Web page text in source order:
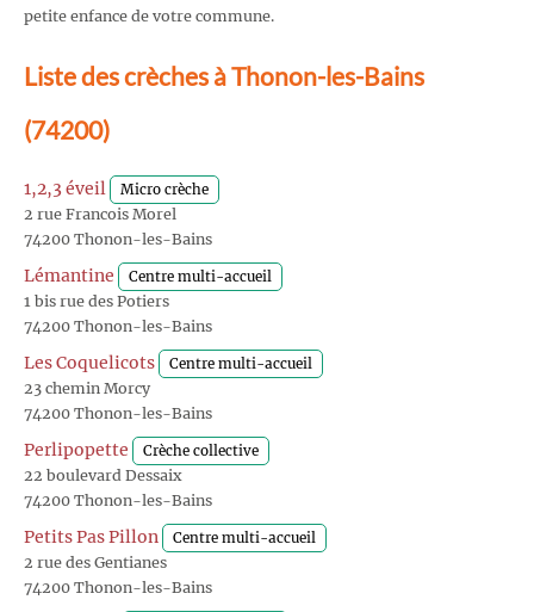
petite enfance de votre commune.
Liste des crèches à Thonon-les-Bains
(74200)
1,2,3 éveil Micro crèche
2 rue Francois Morel
74200 Thonon-les-Bains
Lémantine Centre multi-accueil
1 bis rue des Potiers
74200 Thonon-les-Bains
Les Coquelicots Centre multi-accueil
23 chemin Morcy
74200 Thonon-les-Bains
Perlipopette Crèche collective
22 boulevard Dessaix
74200 Thonon-les-Bains
Petits Pas Pillon Centre multi-accueil
2 rue des Gentianes
74200 Thonon-les-Bains